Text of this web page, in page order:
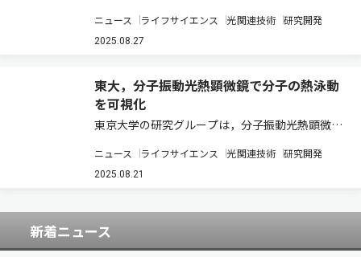
ルの時間精度で凍結固定し，そのまま詳細に観察
できる技術「時間決定型クライオ光学顕微鏡法」
ニュース ライフサイエンス 光関連技術 研究開発
2025.08.27
東大，分子振動光熱顕微鏡で分子の熱泳動
を可視化
東京大学の研究グループは，分子振動光熱顕微鏡
体分子の熱泳動現象を可視化することに世界で初
めて成功した（ニュースリリース）。 分子振動を
ニュース ライフサイエンス 光関連技術 研究開発
2025.08.21
新着ニュース